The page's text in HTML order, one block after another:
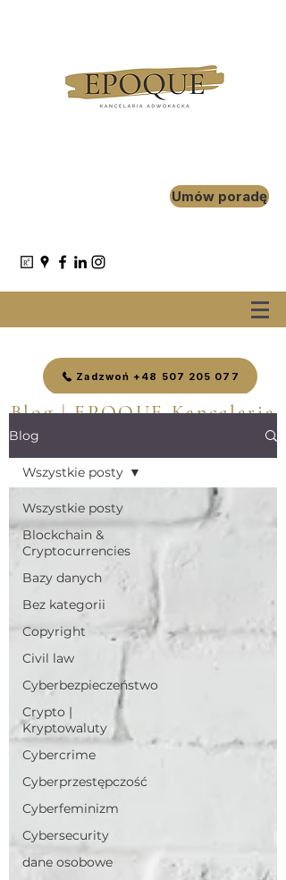
Umów poradę
Zadzwoń +48 507 205 077
Blog | EPOQUE Kancelaria
Blog
Wszystkie posty
Blockchain &
Cryptocurrencies
Bazy danych
Bez kategorii
Copyright
Civil law
Cyberbezpieczeństwo
Crypto |
Kryptowaluty
Cybercrime
Cyberprzestępczość
Cyberfeminizm
Cybersecurity
dane osobowe
Wszystkie posty